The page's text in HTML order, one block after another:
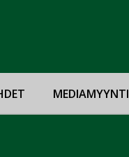
MEDIAMYYNTI